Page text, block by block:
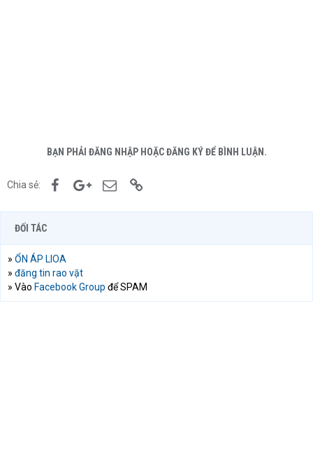
BẠN PHẢI ĐĂNG NHẬP HOẶC ĐĂNG KÝ ĐỂ BÌNH LUẬN.
Chia sẻ: FacebookGoogle+Email
ĐỐI TÁC
» ỔN ÁP LIOA
» đăng tin rao vặt
» Vào Facebook Group để SPAM